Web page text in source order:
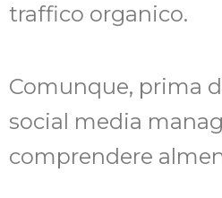
traffico organico.
Comunque, prima
social media
comprendere